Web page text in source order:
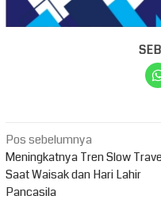
Navigasi
pos
Pos sebelumnya
Meningkatnya Tren Slow
Saat Waisak dan Hari Lahir
Pancasila